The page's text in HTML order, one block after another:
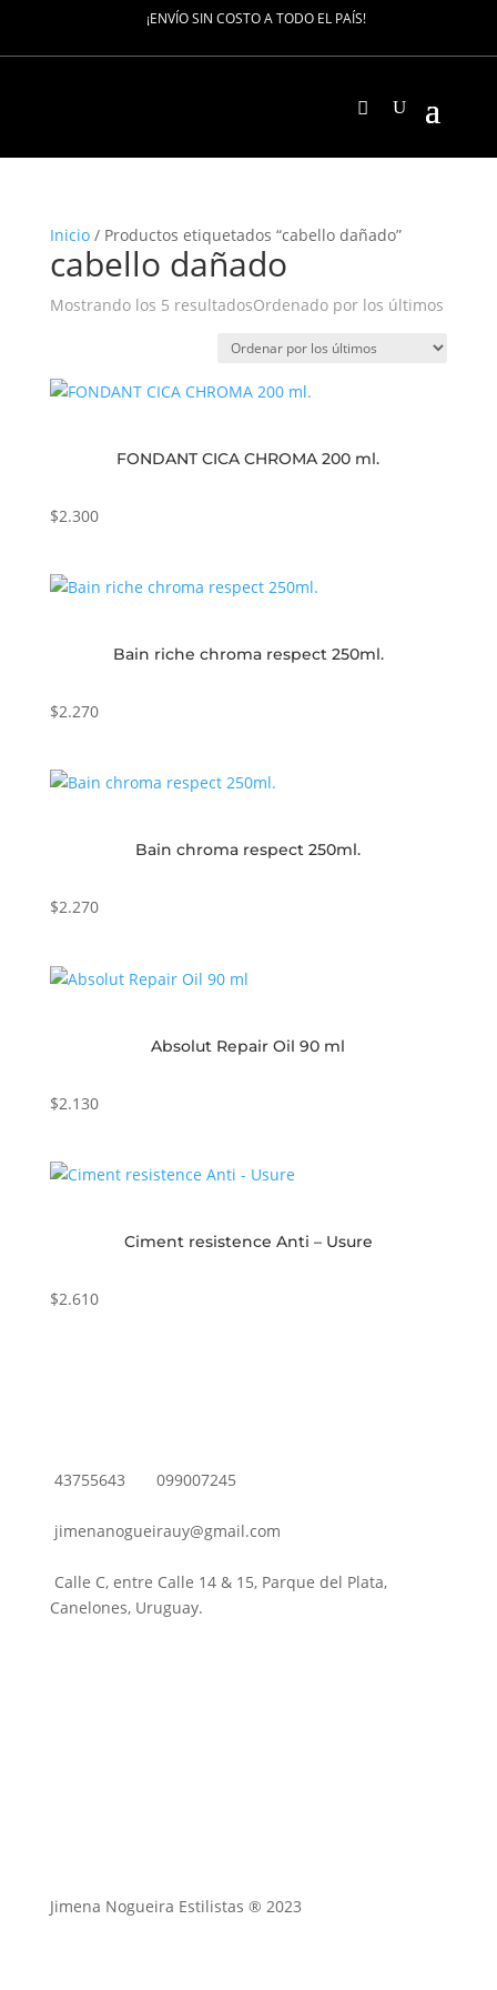
¡ENVÍO SIN COSTO A TODO EL PAÍS!
Inicio/ Productos etiquetados “cabello dañado”
cabello dañado
Mostrando los 5 resultadosOrdenado por los últimos
FONDANT CICA CHROMA 200 ml.
$2.300
Bain riche chroma respect 250ml.
$2.270
Bain chroma respect 250ml.
$2.270
Absolut Repair Oil 90 ml
$2.130
Ciment resistence Anti – Usure
$2.610
43755643 099007245
jimenanogueirauy@gmail.com
Calle C, entre Calle 14 & 15, Parque del Plata,
Canelones, Uruguay.
Jimena Nogueira Estilistas ® 2023